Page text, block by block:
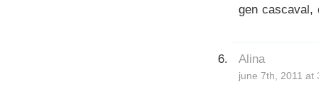
gen cascaval,
Alina
june 7th, 2011 at